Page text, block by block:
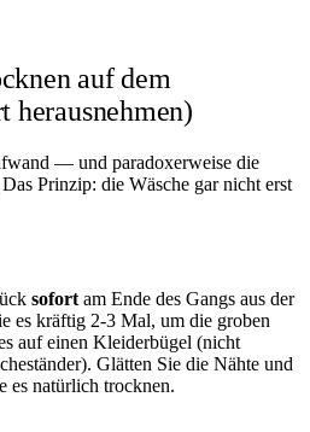
auf dem
herausnehmen)
— und paradoxerweise die
Prinzip: die Wäsche gar nicht erst
sofort am Ende des Gangs aus der
es kräftig 2-3 Mal, um die groben
auf einen Kleiderbügel (nicht
Glätten Sie die Nähte und
es natürlich trocknen.